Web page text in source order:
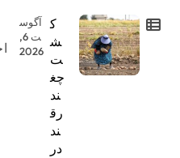
و
ش
ت
ک
ش
ت
چغ
ند
رق
ند
در
آگوس
ت 6,
2026